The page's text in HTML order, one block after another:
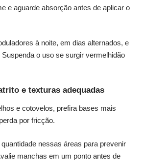
e aguarde absorção antes de aplicar o
à noite, em dias alternados, e
o uso se surgir vermelhidão
e texturas adequadas
e cotovelos, prefira bases mais
por fricção.
nessas áreas para prevenir
manchas em um ponto antes de